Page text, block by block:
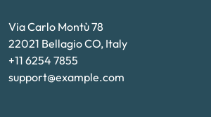
Via Carlo Montù 78
22021 Bellagio CO, Italy
+11 6254 7855
support@example.com